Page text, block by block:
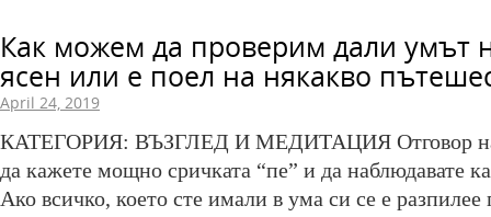
Как можем да проверим дали умът
ясен или е поел на някакво
April 24, 2019
КАТЕГОРИЯ: ВЪЗГЛЕД И МЕДИТАЦИЯ Отговор
да кажете мощно сричката “пе” и да наблюдавате
Ако всичко, което сте имали в ума си се е